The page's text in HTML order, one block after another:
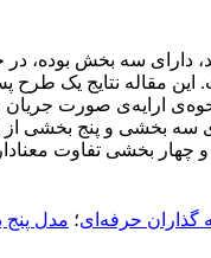
دارای سه بخش بوده،
این مقاله نتایج یک
ارایه‌ی صورت
سه بخشی و پنج بخشی
بخشی تفاوت
حرفه‌ای؛ مدل